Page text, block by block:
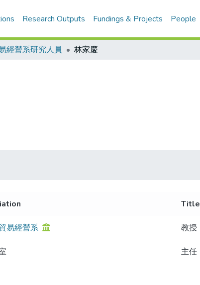
Research Outputs Fundings & Projects People
經營系研究人員 林家慶
Title
易經營系 教授
主任